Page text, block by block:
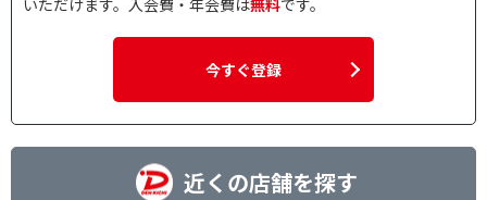
いただけます。入会費・年会費は無料です。
今すぐ登録
近くの店舗を探す